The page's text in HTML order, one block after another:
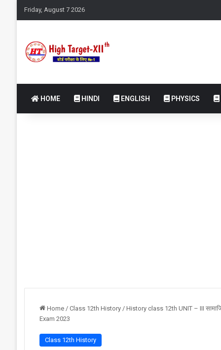
Friday, August 7 2026
HOME HINDI ENGLISH PHYSICS
Home / Class 12th History / History class 12th UNIT – III
Exam 2023
Class 12th History